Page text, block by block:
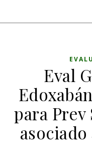
Eval
para Prev